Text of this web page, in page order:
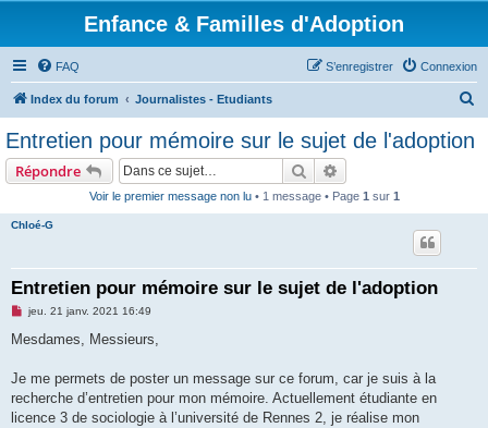
Enfance & Familles d'Adoption
FAQ Connexion
S’enregistrer
Index du forum Journalistes - Etudiants
Entretien pour mémoire sur le sujet de l'adoption
Répondre Rechercher
Voir le premier message non lu• 1 message • Page 1 sur 1
Chloé-G
Entretien pour mémoire sur le sujet de l'adoption
M
s
g
n
o
jeu. 21 janv. 2021 16:49
Mesdames, Messieurs,
Je me permets de poster un message sur ce forum, car je suis à la
recherche d’entretien pour mon mémoire. Actuellement étudiante en
licence 3 de sociologie à l’université de Rennes 2, je réalise mon